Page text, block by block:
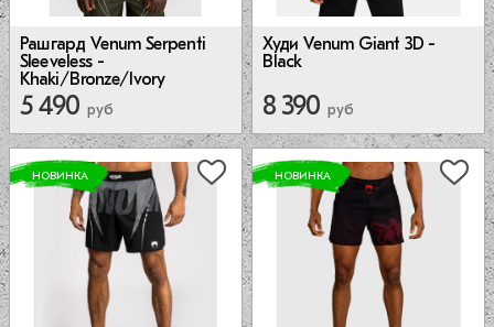
Рашгард Venum Serpenti
Sleeveless -
Khaki/Bronze/Ivory
5 490 руб
Худи Venum Giant 3D -
Black
8 390 руб
НОВИНКА НОВИНКА